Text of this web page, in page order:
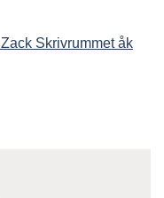
Skrivrummet åk